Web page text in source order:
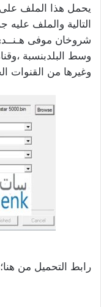
التالية والملف عليه
شروخان موفى
وسط البلدبنسبة
وغيرها من القنوات
رابط التحميل من هنا؛